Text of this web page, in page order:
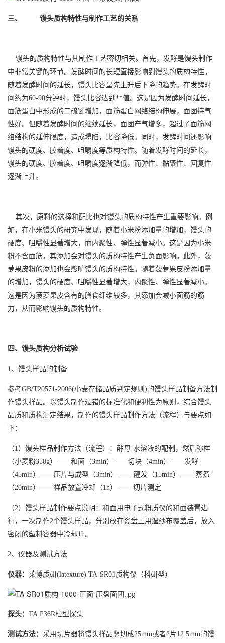
三、 馒头质构特性与制作工艺的关系
馒头的质构特性与其制作工艺密切相关。首先，发酵是馒头制作
中非常关键的环节。发酵时间的长短直接影响到馒头的质构特性。
随着发酵时间的延长，馒头比容呈先上升后下降的趋势。在发酵时
间约为60-90分钟时，馒头比容达到**值。这是因为发酵时间延长，
面筋蛋白中形成的二硫键增加，面筋蛋白网络结构伸展，面团持气
性好。但随着发酵时间的继续延长，面团产气增多，超过了面筋网
络结构的延伸限度，造成塌陷，比容降低。同时，发酵时间还影响
馒头的硬度、胶着度、咀嚼度等质构特性。随着发酵时间的延长，
馒头的硬度、胶着度、咀嚼度逐渐降低，而弹性、黏聚性、回复性
逐渐上升。
其次，原料的选择和配比也对馒头的质构特性产生重要影响。例
如，在小米馒头的研究中发现，随着小米粉添加量的增加，馒头的
硬度、咀嚼性显著增大，而内聚性、弹性显著减小。这是因为小米
粉不含面筋，其添加会对馒头的质构特性产生负面影响。此外，菠
萝果皮粉的添加也会影响馒头的质构特性。随着菠萝果皮粉添加量
的增加，馒头的硬度、咀嚼性显著增大，内聚性、弹性显著减小。
这是因为菠萝果皮含有的膳食纤维较多，其添加会减小面筋的筋
力，从而影响馒头的质构特性。
四、馒头质构分析试验
1、馒头样品的制备
参考GB/T20571-2006(小麦存储品质判定规则)的馒头样品制备方法制
作馒头样品。以馒头制作过错的标准化和便利性为原则，综合馒头
品质和质构测定结果，制作的馒头样品制作方法（流程）与要点如
下：
（1）馒头样品制作方法（流程）：酵母-水溶液的配制，然后称样
（小麦粉350g）——和面（3min）——切块（4min）——发酵
（45min）——压片与成型（3min）—— 醒发（15min）—— 蒸煮
（20min）——样品放置冷却（1h）—— 切片测定
（2）馒头样品制作要点说明：和面用电子式粉质仪的和面装置进
行，一次制作2个馒头样品，分别放在瓷盘上用湿纱布覆盖后，放入
密闭的塑料容器中冷却1h。
2、仪器及测试方法
仪器： 莱博质研(latexture) TA-SR01质构仪（科研型）
探头： TA.P36R柱型探头
测试方法： 采用切片器将馒头样品竖切成25mm或者2片12.5mm的馒